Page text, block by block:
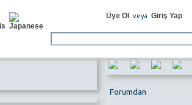
Üye Ol veya Giriş Yap
Forumdan